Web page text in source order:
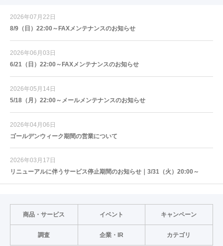
2026年07月22日
8/9（日）22:00～FAXメンテナンスのお知らせ
2026年06月03日
6/21（日）22:00～FAXメンテナンスのお知らせ
2026年05月14日
5/18（月）22:00～メールメンテナンスのお知らせ
2026年04月06日
ゴールデンウィーク期間の営業について
2026年03月17日
リニューアルに伴うサービス停止期間のお知らせ｜3/31（火）20:00～
商品・サービス イベント キャンペーン
調査 企業・IR カテゴリ